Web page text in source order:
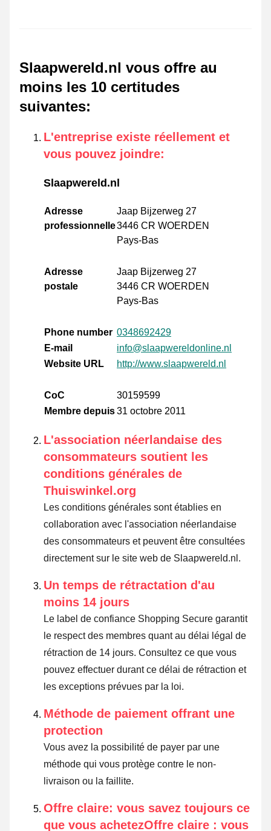
Slaapwereld.nl vous offre au
moins les 10 certitudes
suivantes:
L'entreprise existe réellement et
vous pouvez joindre:
Slaapwereld.nl
Adresse
professionnelle
Jaap Bijzerweg 27
3446 CR WOERDEN
Pays-Bas
Adresse
postale
Jaap Bijzerweg 27
3446 CR WOERDEN
Pays-Bas
Phone number 0348692429
E-mail
info@slaapwereldonline.nl
Website URL
http://www.slaapwereld.nl
CoC
30159599
Membre depuis31 octobre 2011
L'association néerlandaise des
consommateurs soutient les
conditions générales de
Thuiswinkel.org
Les conditions générales sont établies en
collaboration avec l'association néerlandaise
des consommateurs et peuvent être consultées
directement sur le site web de Slaapwereld.nl.
Un temps de rétractation d'au
moins 14 jours
Le label de confiance Shopping Secure garantit
le respect des membres quant au délai légal de
rétraction de 14 jours. Consultez ce que vous
pouvez effectuer durant ce délai de rétraction et
les exceptions prévues par la loi.
Méthode de paiement offrant une
protection
Vous avez la possibilité de payer par une
méthode qui vous protège contre le non-
livraison ou la faillite.
Offre claire: vous savez toujours ce
que vous achetezOffre claire : vous